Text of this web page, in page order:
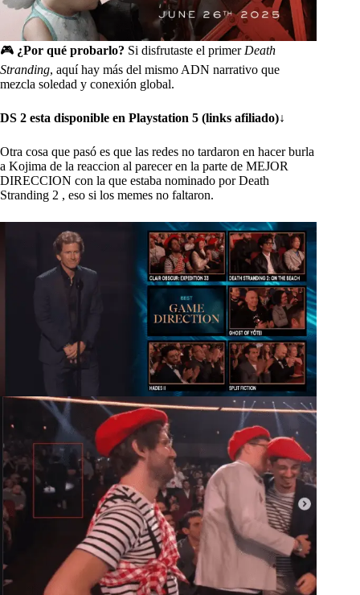
🎮 ¿Por qué probarlo? Si disfrutaste el primer Death
Stranding, aquí hay más del mismo ADN narrativo que
mezcla soledad y conexión global.
DS 2 esta disponible en Playstation 5 (links afiliado)↓
Otra cosa que pasó es que las redes no tardaron en hacer burla
a Kojima de la reaccion al parecer en la parte de MEJOR
DIRECCION con la que estaba nominado por Death
Stranding 2 , eso si los memes no faltaron.